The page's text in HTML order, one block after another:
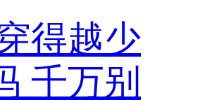
得越少
千万别